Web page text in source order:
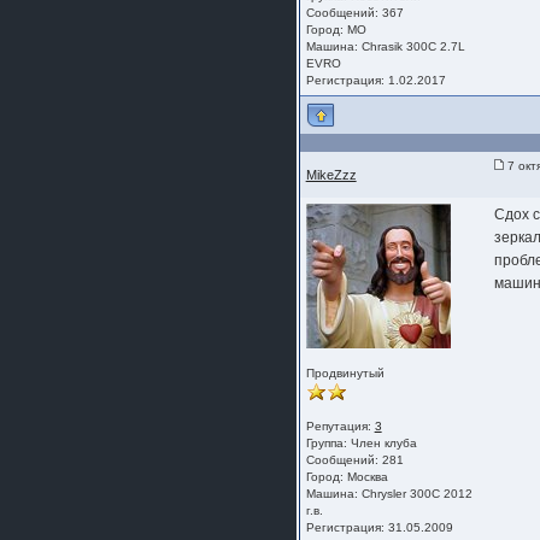
Сообщений: 367
Город: МО
Машина: Сhrasik 300C 2.7L
EVRO
Регистрация: 1.02.2017
MikeZzz
7
Продвинутый
Репутация: 3
Группа: Член клуба
Сообщений: 281
Город: Москва
Машина: Chrysler 300C 2012
г.в.
Регистрация: 31.05.2009
Сдох